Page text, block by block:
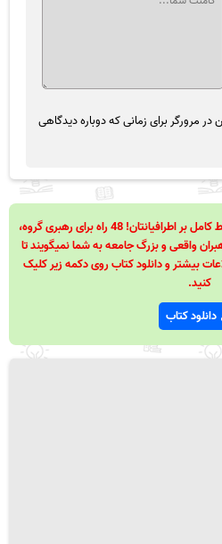
مرورگر برای زمانی که دوباره دیدگاهی
48 قانون قدرت! 48 فرمول برای تسلط کامل بر اطرافیانتان! 48 راه برای رهبری گروه،
48 قانون که رهبران واقعی و بزرگ جامعه به شما نمیگویند تا
بیشتر و دانلود کتاب روی دکمه زیر کلیک
کنید.
دانلود کتاب